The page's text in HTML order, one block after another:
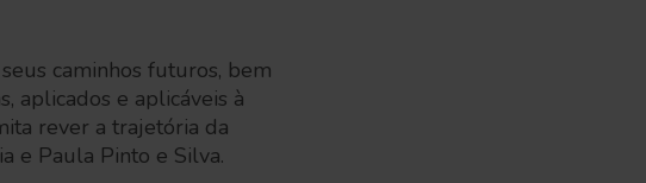
caminhos futuros, bem
aplicados e aplicáveis à
rever a trajetória da
e Paula Pinto e Silva.